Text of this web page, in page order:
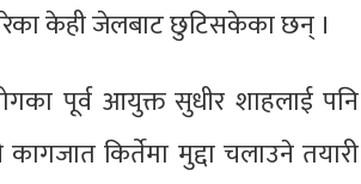
केही जेलबाट छुटिसकेका छन् ।
पूर्व आयुक्त सुधीर शाहलाई पनि
किर्तेमा मुद्दा चलाउने तयारी